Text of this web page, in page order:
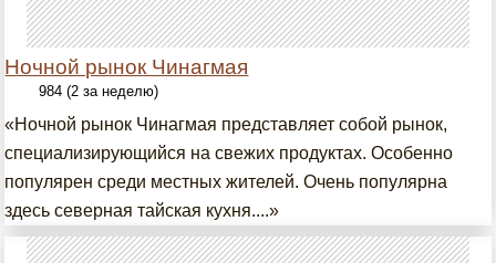
Ночной рынок Чинагмая
984 (2 за неделю)
«Ночной рынок Чинагмая представляет собой рынок,
специализирующийся на свежих продуктах. Особенно
популярен среди местных жителей. Очень популярна
здесь северная тайская кухня....»